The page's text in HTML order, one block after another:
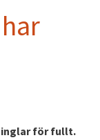
för fullt.